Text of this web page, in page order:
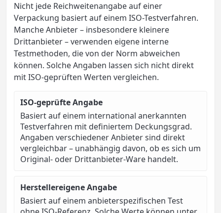
Nicht jede Reichweitenangabe auf einer
Verpackung basiert auf einem ISO-Testverfahren.
Manche Anbieter – insbesondere kleinere
Drittanbieter – verwenden eigene interne
Testmethoden, die von der Norm abweichen
können. Solche Angaben lassen sich nicht direkt
mit ISO-geprüften Werten vergleichen.
ISO-geprüfte Angabe
Basiert auf einem international anerkannten
Testverfahren mit definiertem Deckungsgrad.
Angaben verschiedener Anbieter sind direkt
vergleichbar – unabhängig davon, ob es sich um
Original- oder Drittanbieter-Ware handelt.
Herstellereigene Angabe
Basiert auf einem anbieterspezifischen Test